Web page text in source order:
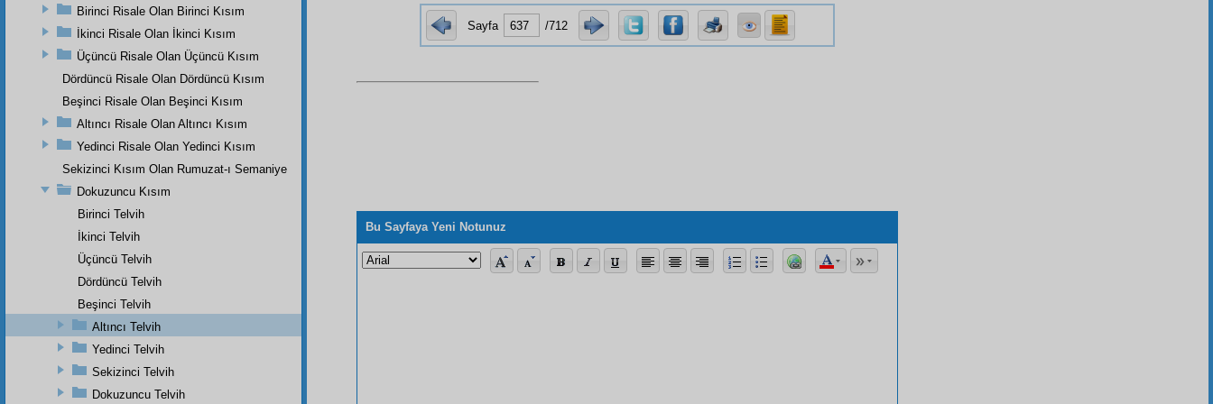
Sayfa /712
Bu Sayfaya Yeni Notunuz
Birinci Risale Olan Birinci Kısım
İkinci Risale Olan İkinci Kısım
Üçüncü Risale Olan Üçüncü Kısım
Dördüncü Risale Olan Dördüncü Kısım
Beşinci Risale Olan Beşinci Kısım
Altıncı Risale Olan Altıncı Kısım
Yedinci Risale Olan Yedinci Kısım
Sekizinci Kısım Olan Rumuzat-ı Semaniye
Dokuzuncu Kısım
Birinci Telvih
İkinci Telvih
Üçüncü Telvih
Dördüncü Telvih
Beşinci Telvih
Altıncı Telvih
Yedinci Telvih
Sekizinci Telvih
Dokuzuncu Telvih